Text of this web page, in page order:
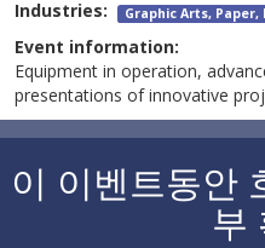
Industries: Graphic Arts,
Event information:
Equipment in operation,
presentations of innovative
이 이벤트동안
부